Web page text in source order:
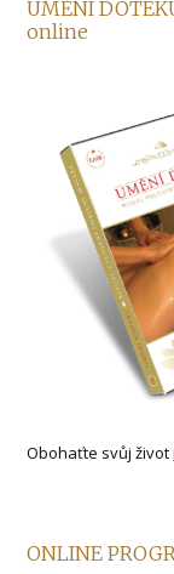
UMĚNÍ
online
Obohaťte svůj život
ONLINE